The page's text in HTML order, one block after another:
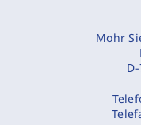
Mohr